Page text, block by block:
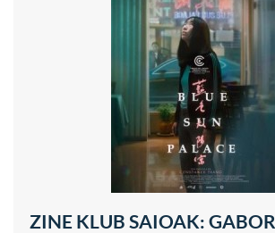
ZINE KLUB SAIOAK: GABOR